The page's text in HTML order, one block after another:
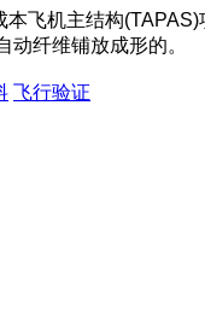
机主结构
动纤维铺放成形的。
飞行验证